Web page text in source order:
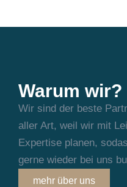
Warum wir?
Wir sind der beste
aller Art, weil wir mit
Expertise planen,
gerne wieder bei uns
mehr über uns